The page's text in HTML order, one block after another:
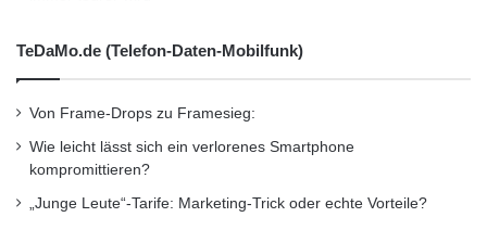
verfügbar: USA, Grossbritannien, Frankreich,
Deutschland, Niederlande, Schweiz, Belgien,
Spanien, Italien, Schweden, Kanada,
Australien, und Indien. Unterstützte Sprachen
TeDaMo.de (Telefon-Daten-Mobilfunk)
Von Frame-Drops zu Framesieg:
Wie leicht lässt sich ein verlorenes Smartphone
kompromittieren?
„Junge Leute“-Tarife: Marketing-Trick oder echte Vorteile?